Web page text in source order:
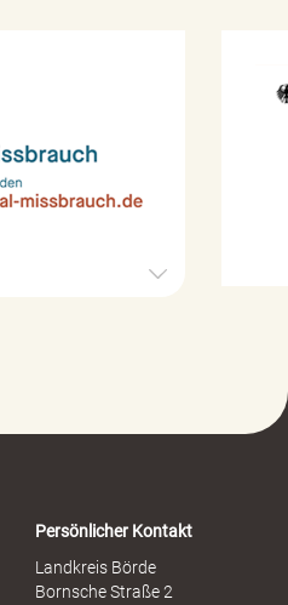
Persönlicher Kontakt
Landkreis Börde
Bornsche Straße 2